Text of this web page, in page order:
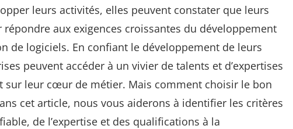
leurs activités, elles peuvent constater que leurs
aux exigences croissantes du développement
de logiciels. En confiant le développement de leurs
peuvent accéder à un vivier de talents et d’expertises
sur leur cœur de métier. Mais comment choisir le bon
cet article, nous vous aiderons à identifier les critères
de l’expertise et des qualifications à la